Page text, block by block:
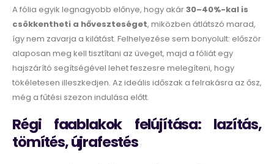
A fólia egyik legnagyobb előnye, hogy akár30–40%-kal is
csökkentheti a hőveszteséget, miközben átlátszó marad,
így nem zavarja a kilátást. Felhelyezése sem bonyolult: először
alaposan meg kell tisztítani az üveget, majd a fóliát egy
hajszárító segítségével lehet feszesre melegíteni, hogy
tökéletesen illeszkedjen. Az ideális időszak a felrakásra az ősz,
még a fűtési szezon indulása előtt.
Régi faablakok felújítása: lazítás,
tömítés, újrafestés